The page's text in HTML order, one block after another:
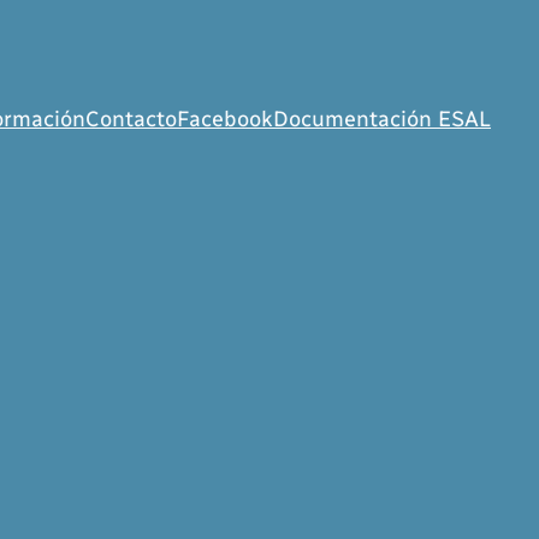
ContactoFacebookDocumentación ESAL